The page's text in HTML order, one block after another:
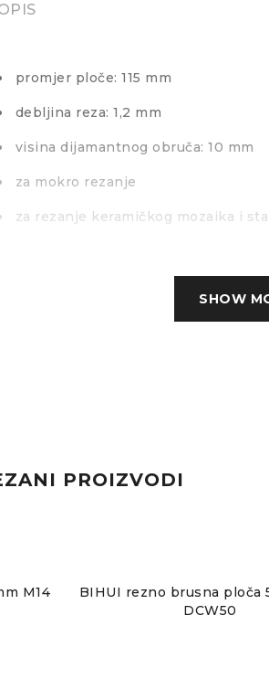
promjer ploče: 115 mm
debljina reza: 1,2 mm
visina dijamantnog obruča: 10 mm
za mokro rezanje
za rezanje keramičkog mozaika i
SHOW
PROIZVODI
M14
BIHUI rezno brusna ploča
DCW50